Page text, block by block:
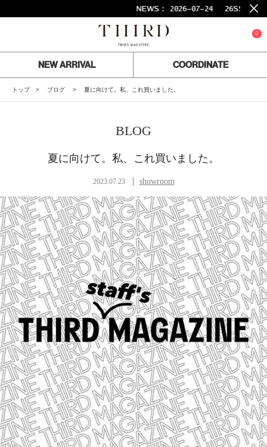
2026-07-24 26SS FINAL SALE
0
NEW ARRIVAL COORDINATE
トップ ブログ 夏に向けて。私、これ買いました。
BLOG
夏に向けて。私、これ買いました。
2023.07.23 showroom